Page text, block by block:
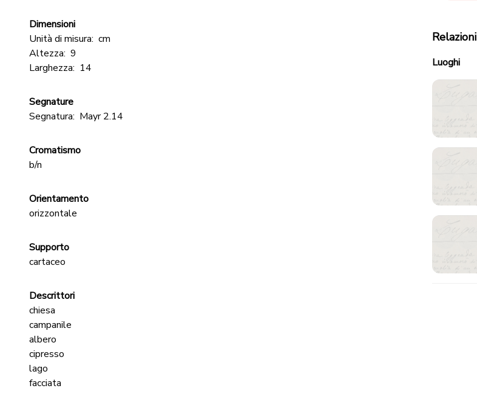
Dimensioni
Unità di misura: cm
Altezza: 9
Larghezza: 14
Segnature
Segnatura: Mayr 2.14
Cromatismo
b/n
Orientamento
orizzontale
Supporto
cartaceo
Descrittori
chiesa
campanile
albero
cipresso
lago
facciata
Relazioni
Luoghi